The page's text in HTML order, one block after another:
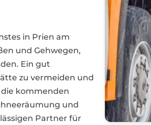
in Prien am
und Gehwegen,
Ein gut
zu vermeiden und
kommenden
und
Partner für